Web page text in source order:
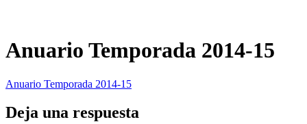
Anuario Temporada 2014-15
Anuario Temporada 2014-15
Deja una respuesta